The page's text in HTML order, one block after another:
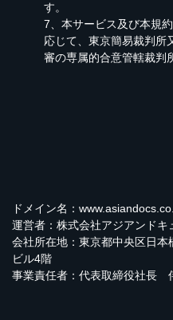
す。
7、本サービス及び本規
応じて、東京簡易裁判所
審の専属的合意管轄裁判
ドメイン名：
運営者：株式会社アジアンドキ
会社所在地：東京都中央区日
ビル4階
事業責任者：代表取締役社長